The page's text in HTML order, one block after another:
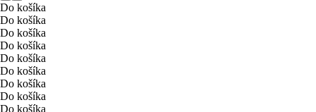
Do košíka
Do košíka
Do košíka
Do košíka
Do košíka
Do košíka
Do košíka
Do košíka
Do košíka